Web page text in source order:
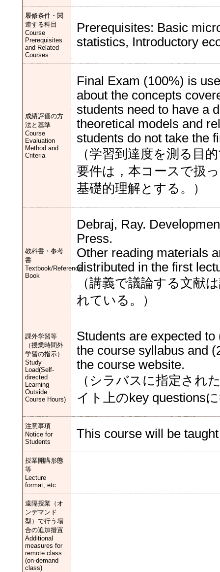
履修条件・関
連する科目
Course
Prerequisites
and Related
Courses
Prerequisites: Basic
statistics, Introductory
成績評価の方
法と基準
Course
Evaluation
Method and
Criteria
Final Exam (100%) is
about the concepts
students need to have a
theoretical models and
students do not take the
（学習到達度を測る目
要件は，本コースで扱
基礎的理解とする。）
教科書・参考
書
Textbook/Reference
Book
Debraj, Ray.
Press.
Other reading materials
distributed in the first
（講義で議論する文献
れている。）
課外学習等
（授業時間外
学習の指示）
Study
Load(Self-
directed
Learning
Outside
Course Hours)
Students are expected
the course syllabus and
the course website.
（シラバスに指定され
イト上のkey questions
注意事項
Notice for
Students
This course will be
授業開講形態
等
Lecture
format, etc.
遠隔授業（オ
ンデマンド
型）で行う場
合の追加措置
Additional
measures for
remote class
(on-demand
class)